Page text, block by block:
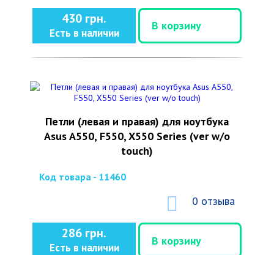
430 грн.
Есть в наличии
В корзину
Петли (левая и правая) для ноутбука
Asus A550, F550, X550 Series (ver w/o
touch)
Код товара - 11460
0 отзыва
286 грн.
Есть в наличии
В корзину